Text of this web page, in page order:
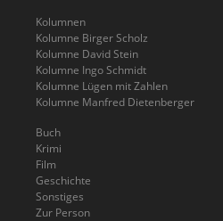
Kolumnen
Kolumne Birger Scholz
Kolumne David Stein
Kolumne Ingo Schmidt
Kolumne Lügen mit Zahlen
Kolumne Manfred Dietenberger
Buch
Krimi
Film
Geschichte
Sonstiges
Zur Person